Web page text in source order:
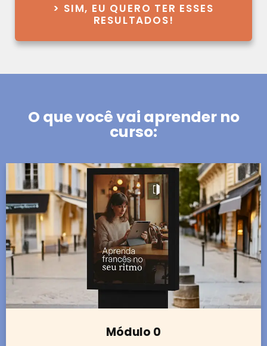
> SIM, EU QUERO TER ESSES
RESULTADOS!
O que você vai aprender no
curso:
Módulo 0